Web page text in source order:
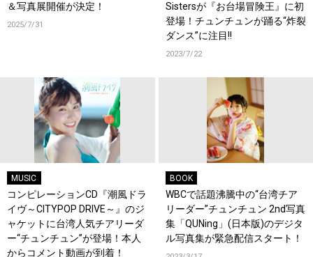
＆写真展開催が決定！
2025/7/31
Sistersが『お台場冒険王』に初
登場！チュンチュンが踊る“炸裂
ダンス”に注目!!
2023/7/22
MUSIC
コンピレーションCD『潮風ドラ
イヴ～CITYPOP DRIVE～』のジ
ャケットに台湾人気チアリーダ
ー“チュンチュン”が登場！本人
からコメント動画が到着！
BOOK
WBCで話題沸騰中の“台湾チア
リーダー”チュンチュン 2nd写真
集「QUNing」(日本版)のデジタ
ル写真集が緊急配信スタート！